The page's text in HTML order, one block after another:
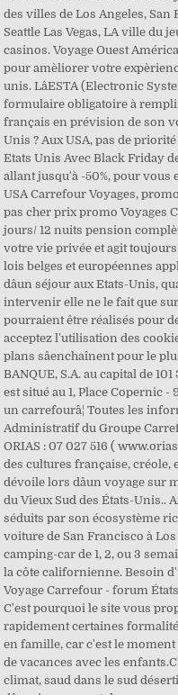
des villes de Los Angeles, San
Seattle Las Vegas, LA ville du
casinos. Voyage Ouest
pour amèliorer votre
unis. LâESTA (Electronic
formulaire obligatoire à
français en prévision de son
Unis ? Aux USA, pas de
Etats Unis Avec Black Friday
allant jusqu'à -50%, pour vous
USA Carrefour Voyages,
pas cher prix promo Voyages
jours/ 12 nuits pension
votre vie privée et agit
lois belges et européennes
dâun séjour aux Etats-Unis,
intervenir elle ne le fait que
pourraient être réalisés pour
acceptez l'utilisation des
plans sâenchaînent pour le
BANQUE, S.A. au capital de
est situé au 1, Place Copernic -
un carrefourâ¦ Toutes les
Administratif du Groupe
ORIAS : 07 027 516 (
des cultures française, créole,
dévoile lors dâun voyage
du Vieux Sud des États-Unis..
séduits par son écosystème
voiture de San Francisco à
camping-car de 1, 2, ou 3
la côte californienne. Besoin
Voyage Carrefour - forum
C'est pourquoi le site vous
rapidement certaines
en famille, car c'est le
de vacances avec les
climat, saud dans le sud